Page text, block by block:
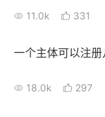
11.0k 331
一个主体可以注册
18.0k 297